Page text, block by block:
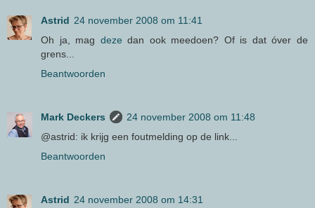
Astrid 24 november 2008 om 11:41
Oh ja, mag deze dan ook meedoen? Of is dat óver de
grens...
Beantwoorden
Mark Deckers
24 november 2008 om 11:48
@astrid: ik krijg een foutmelding op de link...
Beantwoorden
Astrid 24 november 2008 om 14:31